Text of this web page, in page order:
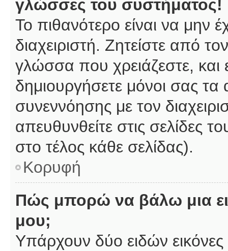
γλώσσες του συστήματος!
Το πιθανότερο είναι να μην
διαχειριστή. Ζητείστε από
γλώσσα που χρειάζεστε, και
δημιουργήσετε μόνοι σας
συνεννόησης με τον
απευθυνθείτε στις
στο τέλος κάθε σελίδας).
Κορυφή
Πώς μπορώ να βάλω μια
μου;
Υπάρχουν δύο ειδών